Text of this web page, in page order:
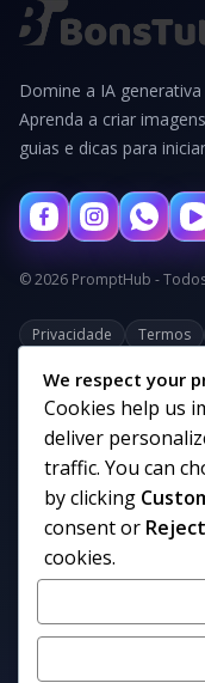
Domine a IA
Aprenda a criar
guias e dicas para
© 2026 PromptHub -
Privacidade Termos
Categorias
Links uteis
We respect your
Cookies help us
deliver
traffic. You can
by clicking
consent or
cookies.